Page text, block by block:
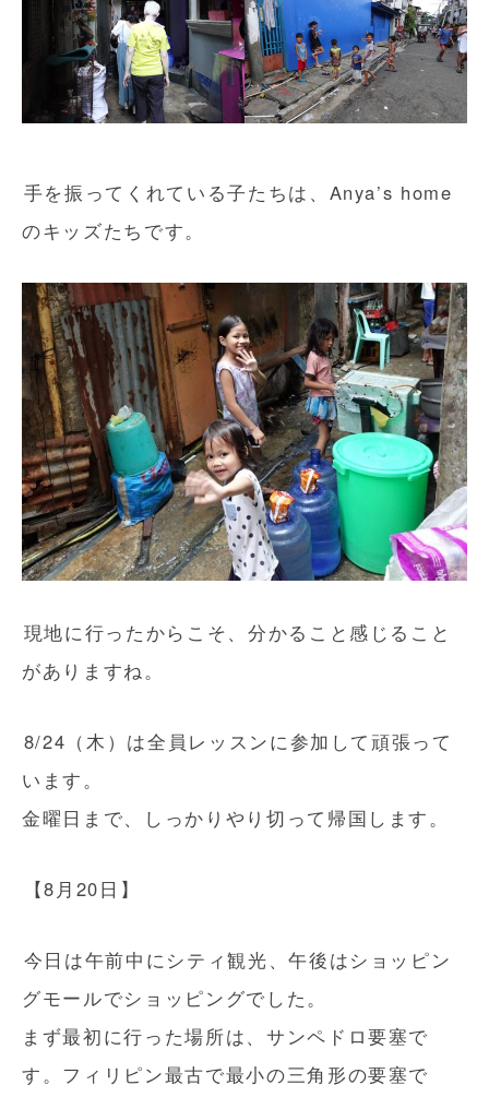
手を振ってくれている子たちは、Anya’s home
のキッズたちです。
現地に行ったからこそ、分かること感じること
がありますね。
8/24（木）は全員レッスンに参加して頑張って
います。
金曜日まで、しっかりやり切って帰国します。
【8月20日】
今日は午前中にシティ観光、午後はショッピン
グモールでショッピングでした。
まず最初に行った場所は、サンペドロ要塞で
す。フィリピン最古で最小の三角形の要塞で